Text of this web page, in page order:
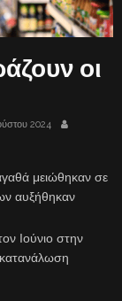
οι
2024
μειώθηκαν σε
αυξήθηκαν
Ιούνιο στην